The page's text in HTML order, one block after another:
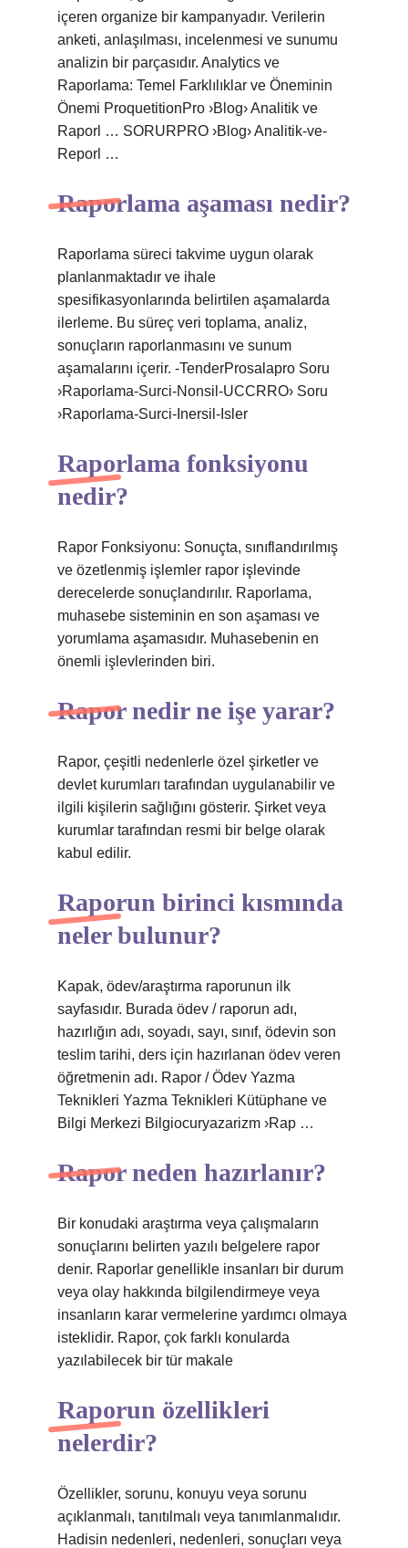
içeren organize bir kampanyadır. Verilerin
anketi, anlaşılması, incelenmesi ve sunumu
analizin bir parçasıdır. Analytics ve
Raporlama: Temel Farklılıklar ve Öneminin
Önemi ProquetitionPro ›Blog› Analitik ve
Raporl … SORURPRO ›Blog› Analitik-ve-
Reporl …
Raporlama aşaması nedir?
Raporlama süreci takvime uygun olarak
planlanmaktadır ve ihale
spesifikasyonlarında belirtilen aşamalarda
ilerleme. Bu süreç veri toplama, analiz,
sonuçların raporlanmasını ve sunum
aşamalarını içerir. -TenderProsalapro Soru
›Raporlama-Surci-Nonsil-UCCRRO› Soru
›Raporlama-Surci-Inersil-Isler
Raporlama fonksiyonu
nedir?
Rapor Fonksiyonu: Sonuçta, sınıflandırılmış
ve özetlenmiş işlemler rapor işlevinde
derecelerde sonuçlandırılır. Raporlama,
muhasebe sisteminin en son aşaması ve
yorumlama aşamasıdır. Muhasebenin en
önemli işlevlerinden biri.
Rapor nedir ne işe yarar?
Rapor, çeşitli nedenlerle özel şirketler ve
devlet kurumları tarafından uygulanabilir ve
ilgili kişilerin sağlığını gösterir. Şirket veya
kurumlar tarafından resmi bir belge olarak
kabul edilir.
Raporun birinci kısmında
neler bulunur?
Kapak, ödev/araştırma raporunun ilk
sayfasıdır. Burada ödev / raporun adı,
hazırlığın adı, soyadı, sayı, sınıf, ödevin son
teslim tarihi, ders için hazırlanan ödev veren
öğretmenin adı. Rapor / Ödev Yazma
Teknikleri Yazma Teknikleri Kütüphane ve
Bilgi Merkezi Bilgiocuryazarizm ›Rap …
Rapor neden hazırlanır?
Bir konudaki araştırma veya çalışmaların
sonuçlarını belirten yazılı belgelere rapor
denir. Raporlar genellikle insanları bir durum
veya olay hakkında bilgilendirmeye veya
insanların karar vermelerine yardımcı olmaya
isteklidir. Rapor, çok farklı konularda
yazılabilecek bir tür makale
Raporun özellikleri
nelerdir?
Özellikler, sorunu, konuyu veya sorunu
açıklanmalı, tanıtılmalı veya tanımlanmalıdır.
Hadisin nedenleri, nedenleri, sonuçları veya